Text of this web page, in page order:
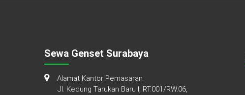
Sewa Genset Surabaya
Alamat Kantor Pemasaran
Jl. Kedung Tarukan Baru I, RT.001/RW.06,